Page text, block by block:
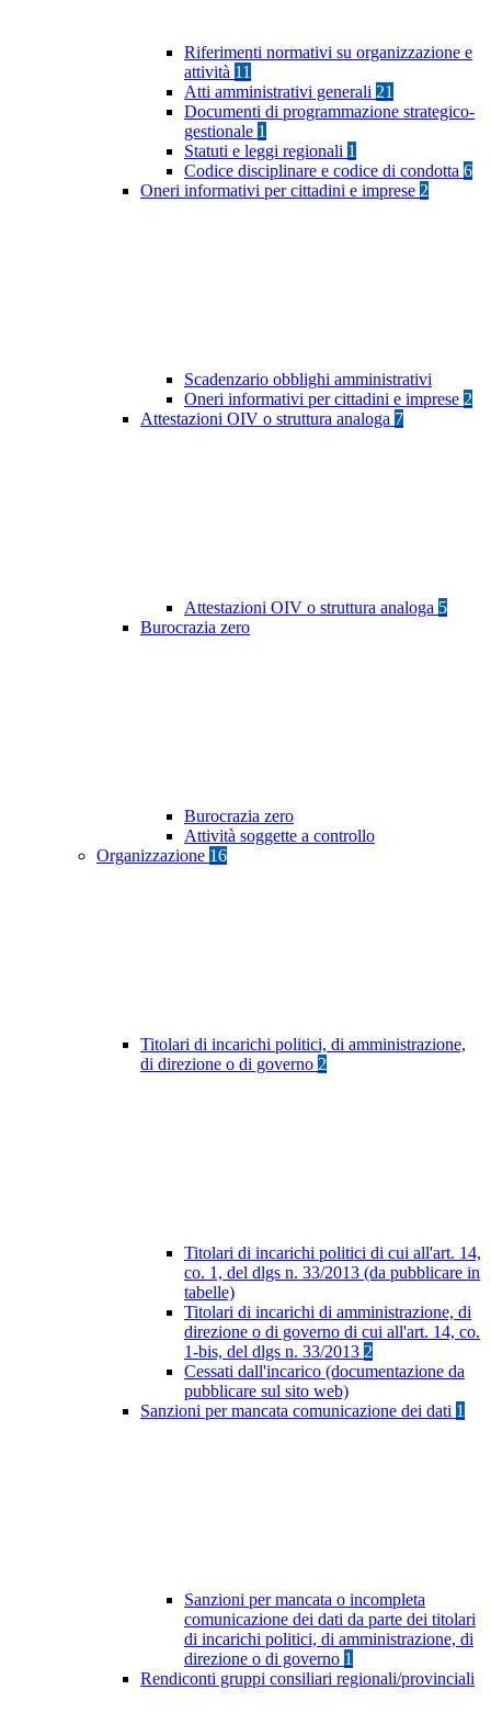
Riferimenti normativi su organizzazione e
attività 11
Atti amministrativi generali 21
Documenti di programmazione strategico-
gestionale 1
Statuti e leggi regionali 1
Codice disciplinare e codice di condotta 6
Oneri informativi per cittadini e imprese 2
Scadenzario obblighi amministrativi
Oneri informativi per cittadini e imprese 2
Attestazioni OIV o struttura analoga 7
Attestazioni OIV o struttura analoga 5
Burocrazia zero
Burocrazia zero
Attività soggette a controllo
Organizzazione 16
Titolari di incarichi politici, di amministrazione,
di direzione o di governo 2
Titolari di incarichi politici di cui all'art. 14,
co. 1, del dlgs n. 33/2013 (da pubblicare in
tabelle)
Titolari di incarichi di amministrazione, di
direzione o di governo di cui all'art. 14, co.
1-bis, del dlgs n. 33/2013 2
Cessati dall'incarico (documentazione da
pubblicare sul sito web)
Sanzioni per mancata comunicazione dei dati 1
Sanzioni per mancata o incompleta
comunicazione dei dati da parte dei titolari
di incarichi politici, di amministrazione, di
direzione o di governo 1
Rendiconti gruppi consiliari regionali/provinciali